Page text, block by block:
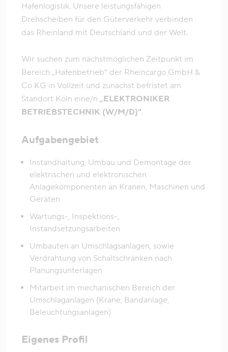
Hafenlogistik. Unsere leistungsfähigen
Drehscheiben für den Güterverkehr verbinden
das Rheinland mit Deutschland und der Welt.
Wir suchen zum nächstmöglichen Zeitpunkt im
Bereich „Hafenbetrieb“ der Rheincargo GmbH &
Co KG in Vollzeit und zunächst befristet am
Standort Köln eine/n „ELEKTRONIKER
BETRIEBSTECHNIK (W/M/D)".
Aufgabengebiet
Instandhaltung, Umbau und Demontage der
elektrischen und elektronischen
Anlagekomponenten an Kranen, Maschinen und
Geräten
Wartungs-, Inspektions-,
Instandsetzungsarbeiten
Umbauten an Umschlagsanlagen, sowie
Verdrahtung von Schaltschränken nach
Planungsunterlagen
Mitarbeit im mechanischen Bereich der
Umschlaganlagen (Krane, Bandanlage,
Beleuchtungsanlagen)
Eigenes Profil